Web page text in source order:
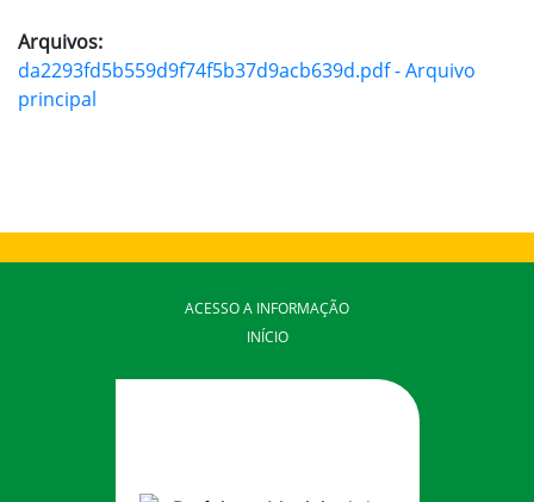
Arquivos:
da2293fd5b559d9f74f5b37d9acb639d.pdf - Arquivo
principal
ACESSO A INFORMAÇÃO
INÍCIO